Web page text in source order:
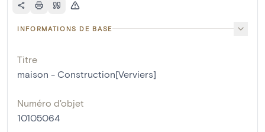
INFORMATIONS DE BASE
Titre
maison - Construction[Verviers]
Numéro d'objet
10105064